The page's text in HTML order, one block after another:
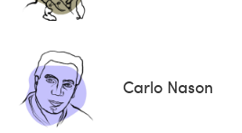
Carlo Nason